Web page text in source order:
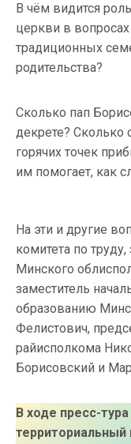
В чём видится
церкви в
традиционных
родительства?
Сколько пап
декрете? Сколько
горячих точек
им помогает, как
На эти и другие
комитета по
Минского
заместитель
образованию
Фелистович,
райисполкома
Борисовский и
В ходе пресс-
территориальный